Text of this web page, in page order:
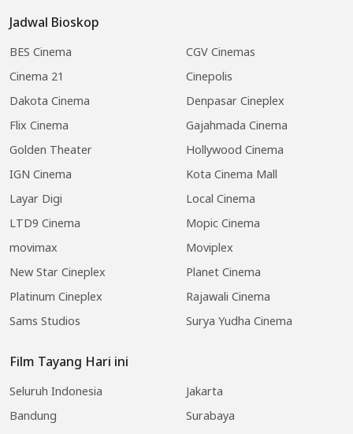
Jadwal Bioskop
BES Cinema
CGV Cinemas
Cinema 21
Cinepolis
Dakota Cinema
Denpasar Cineplex
Flix Cinema
Gajahmada Cinema
Golden Theater
Hollywood Cinema
IGN Cinema
Kota Cinema Mall
Layar Digi
Local Cinema
LTD9 Cinema
Mopic Cinema
movimax
Moviplex
New Star Cineplex
Planet Cinema
Platinum Cineplex
Rajawali Cinema
Sams Studios
Surya Yudha Cinema
Film Tayang Hari ini
Seluruh Indonesia
Jakarta
Bandung
Surabaya